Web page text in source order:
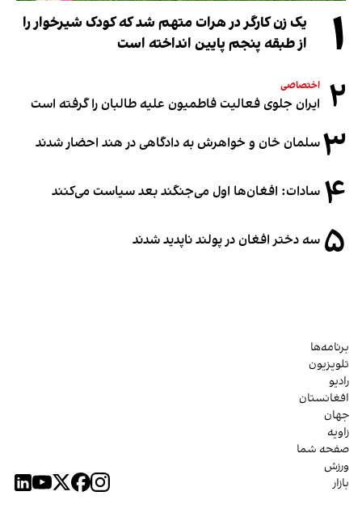
۱
یک زن کارگر در هرات متهم شد که کودک شیرخوار را
از طبقه پنجم پایین انداخته است
۲ اختصاصی
ایران جلوی فعالیت فاطمیون علیه طالبان را گرفته است
۳سلمان خان و خواهرش به دادگاهی در هند احضار شدند
۴ سادات: افغان‌ها اول می‌جنگند بعد سیاست می‌کنند
۵ سه دختر افغان در پولند ناپدید شدند
برنامه‌ها
تلویزیون
رادیو
افغانستان
جهان
زاویه
صفحه شما
ورزش
بازار